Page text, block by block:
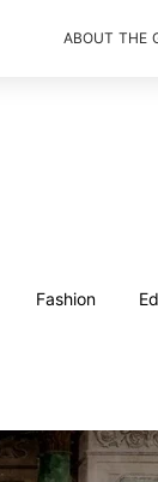
ABOUT THE
Fashion